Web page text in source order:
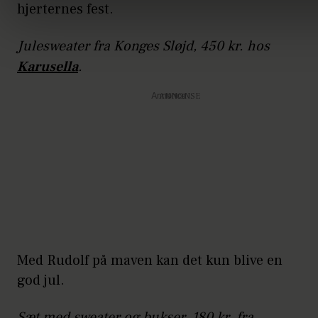
hjerternes fest.
Julesweater fra Konges Sløjd, 450 kr. hos
Karusella.
Annonce
Med Rudolf på maven kan det kun blive en
god jul.